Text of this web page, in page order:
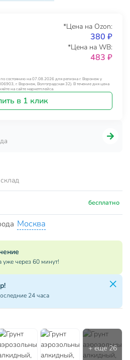
*Цена на Ozon:
380 ₽
*Цена на WB:
483 ₽
состоянию на 07.08.2026 для региона г. Воронеж у
г. Воронеж, Волгоградская 32). В течение дня цена
на сайте маркетплейса.
в 1 клик
бесплатно
Москва
уже через 60 минут!
24 часа